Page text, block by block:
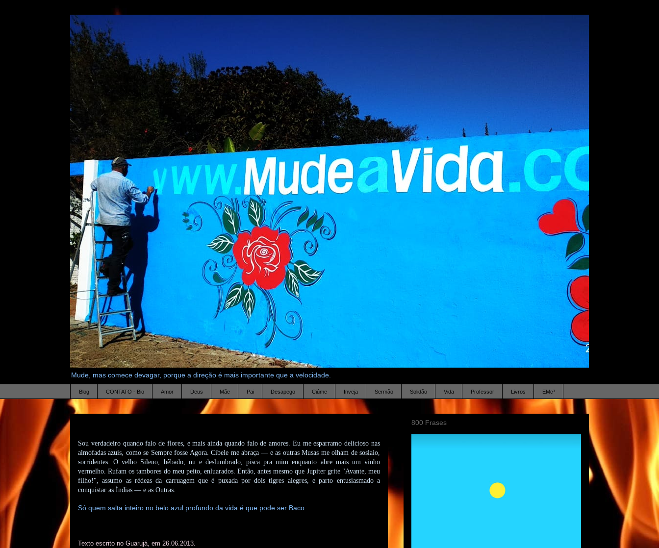
Mude, mas comece devagar, porque a direção é mais importante que a velocidade.
Blog CONTATO - Bio Amor Deus Mãe Pai Desapego Ciúme Inveja Sermão Solidão Vida Professor Livros EMc³
Sou verdadeiro quando falo de flores, e mais ainda quando falo de amores. Eu me esparramo delicioso nas
almofadas azuis, como se Sempre fosse Agora. Cibele me abraça — e as outras Musas me olham de soslaio,
sorridentes. O velho Sileno, bêbado, nu e deslumbrado, pisca pra mim enquanto abre mais um vinho
vermelho. Rufam os tambores do meu peito, enluarados. Então, antes mesmo que Jupiter grite "Avante, meu
filho!", assumo as rédeas da carruagem que é puxada por dois tigres alegres, e parto entusiasmado a
conquistar as Índias — e as Outras.
Só quem salta inteiro no belo azul profundo da vida é que pode ser Baco.
Texto escrito no Guarujá, em 26.06.2013.
800 Frases